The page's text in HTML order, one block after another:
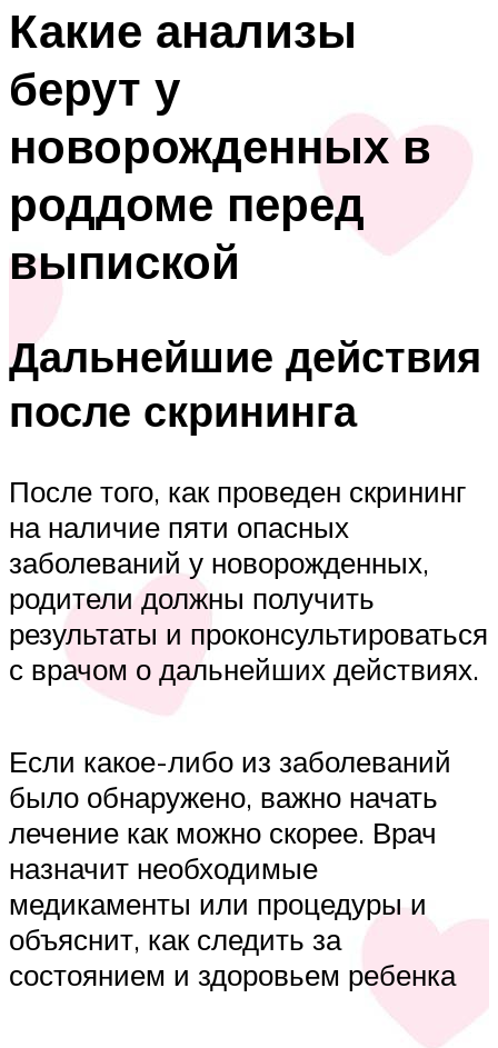
Какие анализы
берут у
новорожденных в
роддоме перед
выпиской
Дальнейшие действия
после скрининга
После того, как проведен скрининг
на наличие пяти опасных
заболеваний у новорожденных,
родители должны получить
результаты и проконсультироваться
с врачом о дальнейших действиях.
Если какое-либо из заболеваний
было обнаружено, важно начать
лечение как можно скорее. Врач
назначит необходимые
медикаменты или процедуры и
объяснит, как следить за
состоянием и здоровьем ребенка